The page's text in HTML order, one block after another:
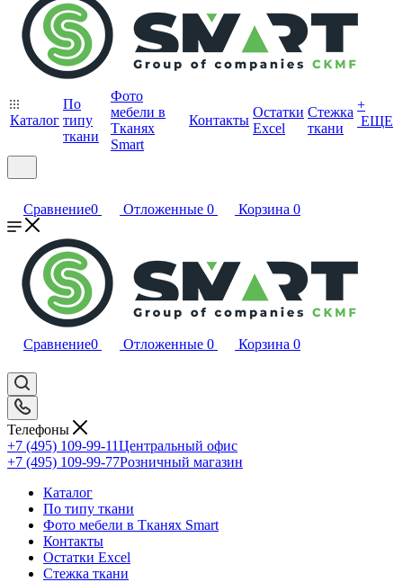
Каталог
По
типу
ткани
Фото
мебели в
Тканях
Smart
Контакты
Остатки
Excel
Стежка
ткани
+
ЕЩЕ
Сравнение0 Отложенные 0 Корзина 0
Сравнение0 Отложенные 0 Корзина 0
Телефоны
+7 (495) 109-99-11Центральный офис
+7 (495) 109-99-77Розничный магазин
Каталог
По типу ткани
Фото мебели в Тканях Smart
Контакты
Остатки Excel
Стежка ткани